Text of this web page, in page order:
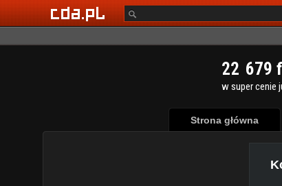
22 679
w super cenie
Strona główna